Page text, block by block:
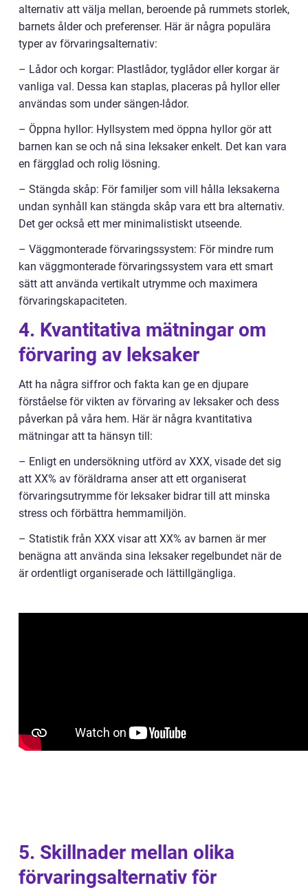
alternativ att välja mellan, beroende på rummets storlek,
barnets ålder och preferenser. Här är några populära
typer av förvaringsalternativ:
– Lådor och korgar: Plastlådor, tyglådor eller korgar är
vanliga val. Dessa kan staplas, placeras på hyllor eller
användas som under sängen-lådor.
– Öppna hyllor: Hyllsystem med öppna hyllor gör att
barnen kan se och nå sina leksaker enkelt. Det kan vara
en färgglad och rolig lösning.
– Stängda skåp: För familjer som vill hålla leksakerna
undan synhåll kan stängda skåp vara ett bra alternativ.
Det ger också ett mer minimalistiskt utseende.
– Väggmonterade förvaringssystem: För mindre rum
kan väggmonterade förvaringssystem vara ett smart
sätt att använda vertikalt utrymme och maximera
förvaringskapaciteten.
4. Kvantitativa mätningar om
förvaring av leksaker
Att ha några siffror och fakta kan ge en djupare
förståelse för vikten av förvaring av leksaker och dess
påverkan på våra hem. Här är några kvantitativa
mätningar att ta hänsyn till:
– Enligt en undersökning utförd av XXX, visade det sig
att XX% av föräldrarna anser att ett organiserat
förvaringsutrymme för leksaker bidrar till att minska
stress och förbättra hemmamiljön.
– Statistik från XXX visar att XX% av barnen är mer
benägna att använda sina leksaker regelbundet när de
är ordentligt organiserade och lättillgängliga.
5. Skillnader mellan olika
förvaringsalternativ för